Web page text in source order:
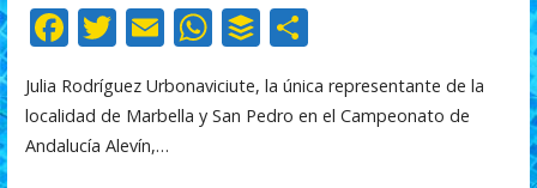
F
ac
e
b
T
itt
er
E
m
ai
l
W
at
B
uf
f
C
m
Julia Rodríguez Urbonaviciute, la única representante de la
localidad de Marbella y San Pedro en el Campeonato de
Andalucía Alevín,…